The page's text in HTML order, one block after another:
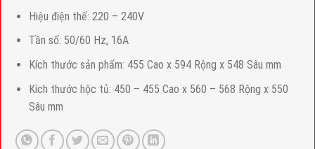
Hiệu điện thế: 220 – 240V
Tần số: 50/60 Hz, 16A
Kích thước sản phẩm: 455 Cao x 594 Rộng x 548 Sâu mm
Kích thước hộc tủ: 450 – 455 Cao x 560 – 568 Rộng x 550
Sâu mm